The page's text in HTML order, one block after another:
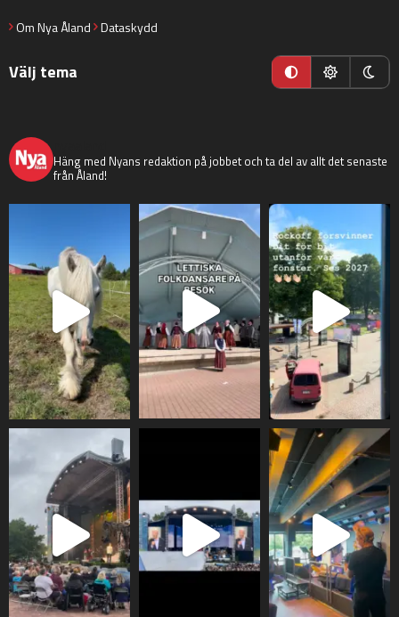
Om Nya Åland Dataskydd
Välj tema
Häng med Nyans redaktion på jobbet och ta del av allt det senaste
från Åland!